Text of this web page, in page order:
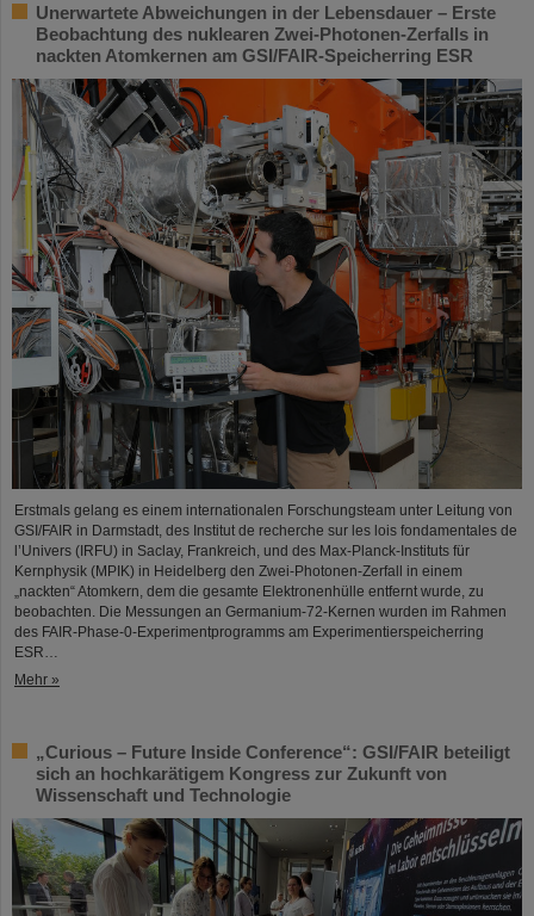
Unerwartete Abweichungen in der Lebensdauer – Erste
Beobachtung des nuklearen Zwei-Photonen-Zerfalls in
nackten Atomkernen am GSI/FAIR-Speicherring ESR
Erstmals gelang es einem internationalen Forschungsteam unter Leitung von
GSI/FAIR in Darmstadt, des Institut de recherche sur les lois fondamentales de
l’Univers (IRFU) in Saclay, Frankreich, und des Max-Planck-Instituts für
Kernphysik (MPIK) in Heidelberg den Zwei-Photonen-Zerfall in einem
„nackten“ Atomkern, dem die gesamte Elektronenhülle entfernt wurde, zu
beobachten. Die Messungen an Germanium-72-Kernen wurden im Rahmen
des FAIR-Phase-0-Experimentprogramms am Experimentierspeicherring
ESR…
Mehr »
„Curious – Future Inside Conference“: GSI/FAIR beteiligt
sich an hochkarätigem Kongress zur Zukunft von
Wissenschaft und Technologie